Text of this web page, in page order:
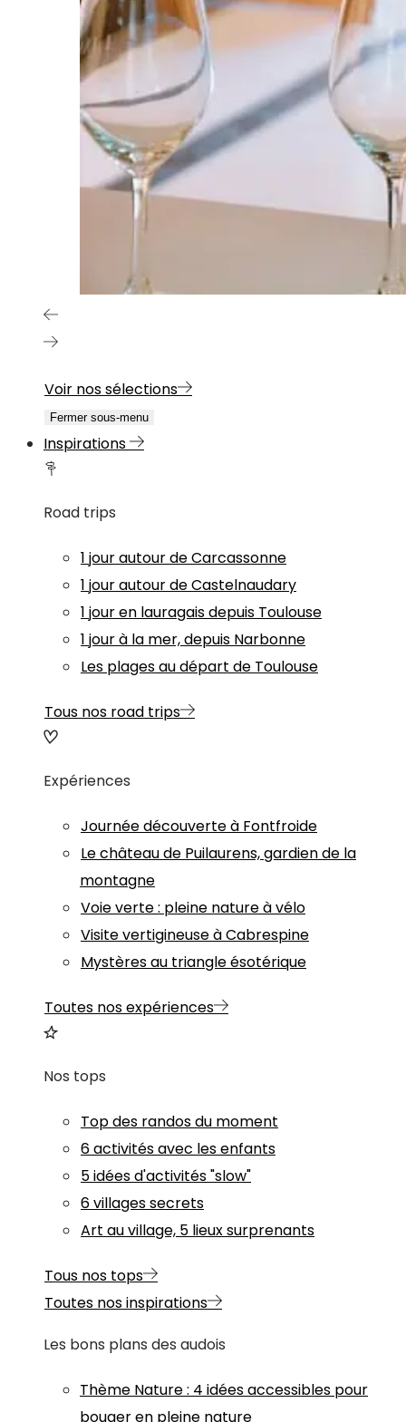
Voir nos sélections
Fermer sous-menu
Inspirations
Road trips
1 jour autour de Carcassonne
1 jour autour de Castelnaudary
1 jour en lauragais depuis Toulouse
1 jour à la mer, depuis Narbonne
Les plages au départ de Toulouse
Tous nos road trips
Expériences
Journée découverte à Fontfroide
Le château de Puilaurens, gardien de la
montagne
Voie verte : pleine nature à vélo
Visite vertigineuse à Cabrespine
Mystères au triangle ésotérique
Toutes nos expériences
Nos tops
Top des randos du moment
6 activités avec les enfants
5 idées d'activités "slow"
6 villages secrets
Art au village, 5 lieux surprenants
Tous nos tops
Toutes nos inspirations
Les bons plans des audois
Thème Nature: 4 idées accessibles pour
bouger en pleine nature